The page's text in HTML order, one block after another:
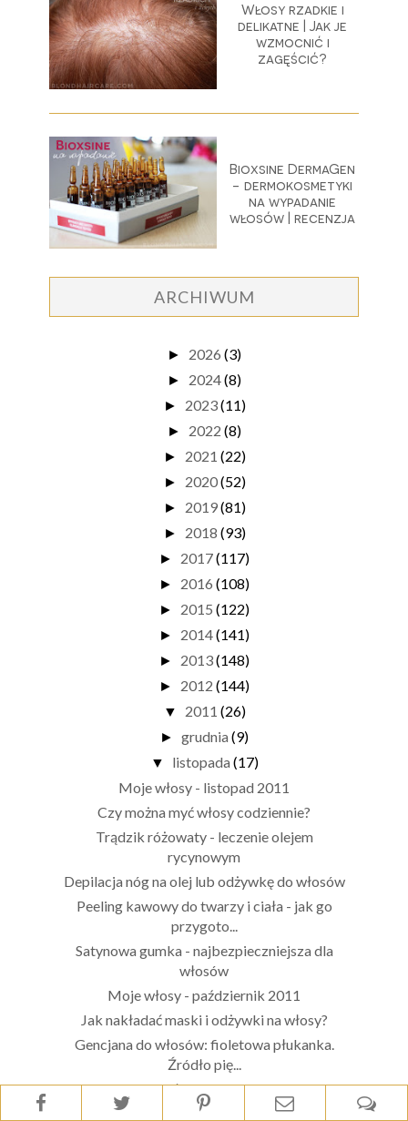
Włosy rzadkie i
delikatne | Jak je
wzmocnić i
zagęścić?
Bioxsine DermaGen
- dermokosmetyki
na wypadanie
włosów | recenzja
ARCHIWUM
► 2026 (3)
► 2024(8)
► 2023(11)
► 2022 (8)
► 2021 (22)
► 2020(52)
► 2019(81)
► 2018 (93)
► 2017(117)
► 2016 (108)
► 2015 (122)
► 2014(141)
► 2013(148)
► 2012 (144)
▼ 2011 (26)
► grudnia (9)
▼ listopada (17)
Moje włosy - listopad 2011
Czy można myć włosy codziennie?
Trądzik różowaty - leczenie olejem
rycynowym
Depilacja nóg na olej lub odżywkę do włosów
Peeling kawowy do twarzy i ciała - jak go
przygoto...
Satynowa gumka - najbezpieczniejsza dla
włosów
Moje włosy - październik 2011
Jak nakładać maski i odżywki na włosy?
Gencjana do włosów: fioletowa płukanka.
Źródło pię...
Moje włosy - lipiec 2011
Jak dodać włosom blasku?